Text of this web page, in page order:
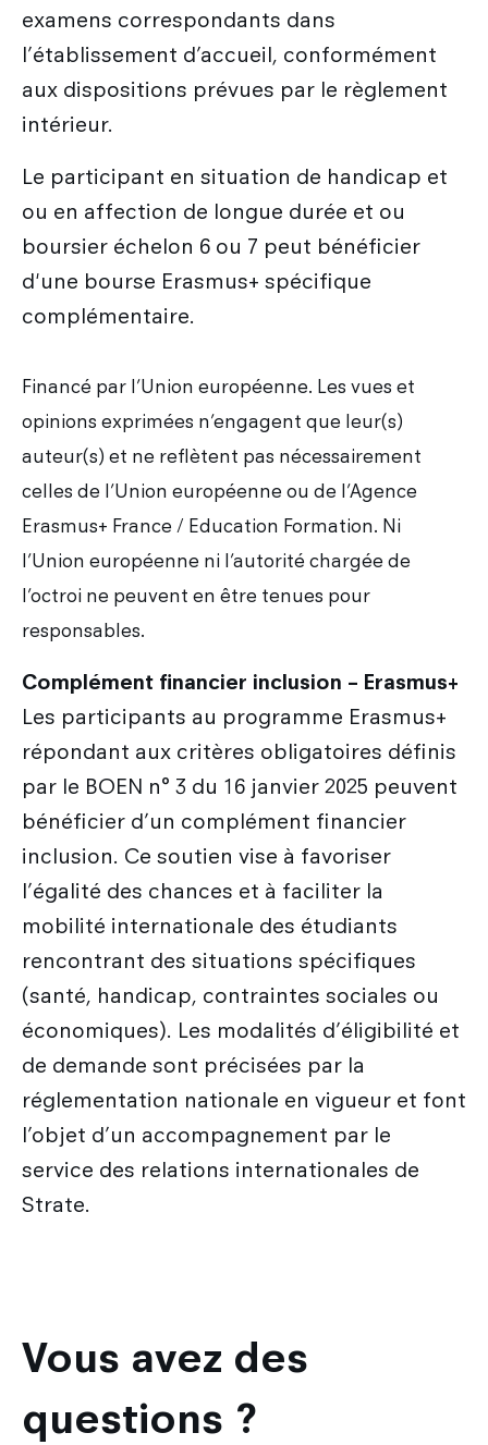
examens correspondants dans
l’établissement d’accueil, conformément
aux dispositions prévues par le règlement
intérieur.
Le participant en situation de handicap et
ou en affection de longue durée et ou
boursier échelon 6 ou 7 peut bénéficier
d'une bourse Erasmus+ spécifique
complémentaire.
Financé par l’Union européenne. Les vues et
opinions exprimées n’engagent que leur(s)
auteur(s) et ne reflètent pas nécessairement
celles de l’Union européenne ou de l’Agence
Erasmus+ France / Education Formation. Ni
l’Union européenne ni l’autorité chargée de
l’octroi ne peuvent en être tenues pour
responsables.
Complément financier inclusion – Erasmus+
Les participants au programme Erasmus+
répondant aux critères obligatoires définis
par le BOEN n° 3 du 16 janvier 2025 peuvent
bénéficier d’un complément financier
inclusion. Ce soutien vise à favoriser
l’égalité des chances et à faciliter la
mobilité internationale des étudiants
rencontrant des situations spécifiques
(santé, handicap, contraintes sociales ou
économiques). Les modalités d’éligibilité et
de demande sont précisées par la
réglementation nationale en vigueur et font
l’objet d’un accompagnement par le
service des relations internationales de
Strate.
Vous avez des
questions ?